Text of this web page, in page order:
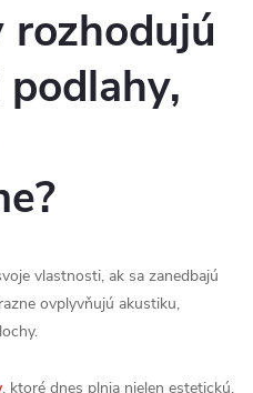
vlastnosti, ak sa zanedbajú
ovplyvňujú akustiku,
, ktoré dnes plnia nielen estetickú,